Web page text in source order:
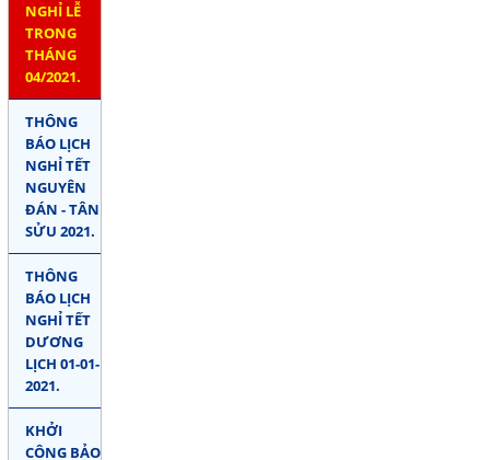
NGHỈ LỄ
TRONG
THÁNG
04/2021.
THÔNG
BÁO LỊCH
NGHỈ TẾT
NGUYÊN
ĐÁN - TÂN
SỬU 2021.
THÔNG
BÁO LỊCH
NGHỈ TẾT
DƯƠNG
LỊCH 01-01-
2021.
KHỞI
CÔNG BẢO